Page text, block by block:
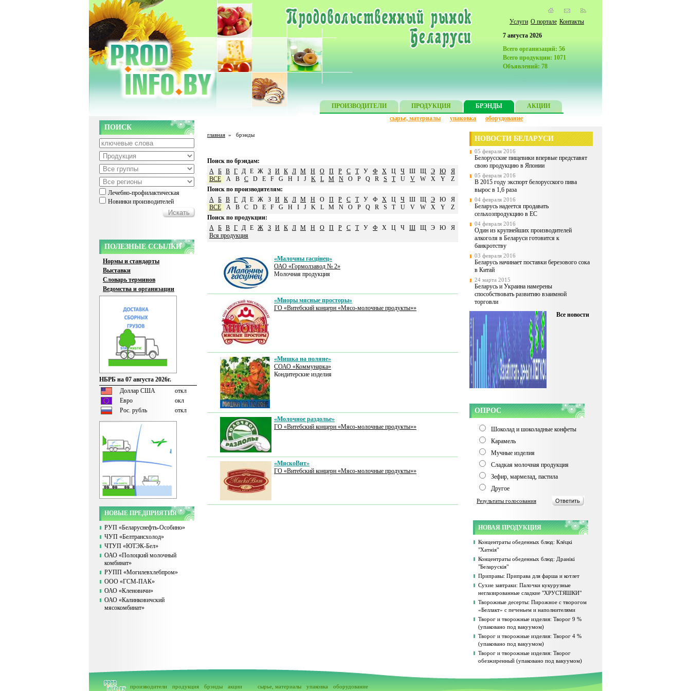
7 августа 2026
Всего организаций: 56
Всего продукции: 1071
Объявлений: 78
ПРОИЗВОДИТЕЛИ ПРОДУКЦИЯ БРЭНДЫ
АКЦИИ
сырье, материалы
упаковка оборудование
Услуги О портале Контакты
ПОИСК
Лечебно-профилактическая
Новинки производителей
ПОЛЕЗНЫЕ ССЫЛКИ
Нормы и стандарты
Выставки
Словарь терминов
Ведомства и организации
НБРБ на 07 августа 2026г.
Доллар США
откл
Евро
окл
Рос. рубль
откл
НОВЫЕ ПРЕДПРИЯТИЯ
РУП «Беларуснефть-Особино»
ЧУП «Белтрансхолод»
ЧТУП «ЮТЭК-Бел»
ОАО «Полоцкий молочный
комбинат»
РУПП «Могилевхлебпром»
ООО «ГСМ-ПАК»
ОАО «Кленовичи»
ОАО «Калинковичский
мясокомбинат»
главная » брэнды
Поиск по брэндам:
А Б В Г Д Е Ж З И К Л М Н О П Р С Т У Ф Х Ц Ч Ш Щ Э Ю
Я
ВСЕ
A B C D E F G H I J K L M N O P Q R S T U V W X Y
Z
Поиск по производителям:
А Б В Г Д Е Ж З И К Л М Н О П Р С Т У Ф Х Ц Ч Ш Щ Э Ю
Я
ВСЕ
A B C D E F G H I J K L M N O P Q R S T U V W X Y
Z
Поиск по продукции:
А Б В Г Д Е Ж З И К Л М Н О П Р С Т У Ф Х Ц Ч Ш Щ Э Ю
Я
Вся продукция
«Малочны гаcцiнец»
ОАО «Гормолзавод № 2»
Молочная продукция
«Миоры мясные просторы»
ГО «Витебский концерн «Мясо-молочные продукты»»
«Мишка на поляне»
СОАО «Коммунарка»
Кондитерские изделия
«Молочное раздолье»
ГО «Витебский концерн «Мясо-молочные продукты»»
«МяскоВит»
ГО «Витебский концерн «Мясо-молочные продукты»»
НОВОСТИ БЕЛАРУСИ
05 февраля 2016
Белорусские пищевики впервые представят
свою продукцию в Японии
05 февраля 2016
В 2015 году экспорт белорусского пива
вырос в 1,6 раза
04 февраля 2016
Беларусь надеется продавать
сельхозпродукцию в ЕС
04 февраля 2016
Один из крупнейших производителей
алкоголя в Беларуси готовится к
банкротству
03 февраля 2016
Беларусь начинает поставки березового сока
в Китай
24 марта 2015
Беларусь и Украина намерены
способствовать развитию взаимной
торговли
Все новости
ОПРОС
Шоколад и шоколадные конфеты
Карамель
Мучные изделия
Сладкая молочная продукция
Зефир, мармелад, пастила
Другое
Результаты голосования
НОВАЯ ПРОДУКЦИЯ
Концентраты обеденных блюд: Клёцкі
"Хатнія"
Концентраты обеденных блюд: Дранікі
"Беларускія"
Приправы: Приправа для фарша и котлет
Сухие завтраки: Палочки кукурузные
неглазированные сладкие "ХРУСТЯШКИ"
Творожные десерты: Пирожное с творогом
«Беллакт» с печеньем и наполнителями
Творог и творожные изделия: Творог 9 %
(упаковано под вакуумом)
Творог и творожные изделия: Творог 4 %
(упаковано под вакуумом)
Творог и творожные изделия: Творог
обезжиренный (упаковано под вакуумом)
производители продукция брэнды акции сырье, материалы упаковка оборудование